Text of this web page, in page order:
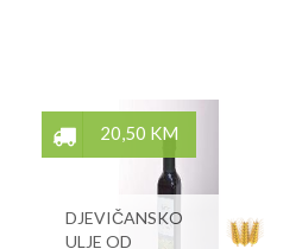
20,50 KM
DJEVIČANSKO
ULJE OD